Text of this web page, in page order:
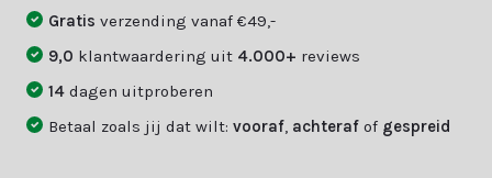
Gratisverzending vanaf €49,-
9,0 klantwaardering uit 4.000+ reviews
14dagen uitproberen
Betaal zoals jij dat wilt:vooraf achteraf of gespreid